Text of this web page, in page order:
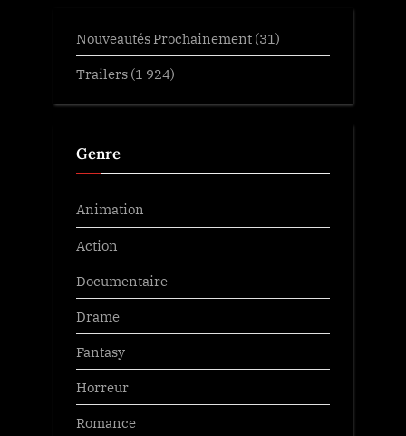
Nouveautés Prochainement (31)
Trailers (1 924)
Genre
Animation
Action
Documentaire
Drame
Fantasy
Horreur
Romance